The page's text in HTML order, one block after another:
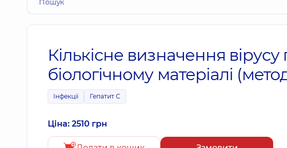
Кількісне визначення вірусу
біологічному матеріалі
Інфекції Гепатит С
Ціна: 2510 грн